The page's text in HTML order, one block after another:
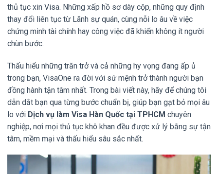
thủ tục xin Visa. Những xấp hồ sơ dày cộp, những quy định
thay đổi liên tục từ Lãnh sự quán, cùng nỗi lo âu về việc
chứng minh tài chính hay công việc đã khiến không ít người
chùn bước.
Thấu hiểu những trăn trở và cả những hy vọng đang ấp ủ
trong bạn, VisaOne ra đời với sứ mệnh trở thành người bạn
đồng hành tận tâm nhất. Trong bài viết này, hãy để chúng tôi
dẫn dắt bạn qua từng bước chuẩn bị, giúp bạn gạt bỏ mọi âu
lo với Dịch vụ làm Visa Hàn Quốc tại TPHCM chuyên
nghiệp, nơi mọi thủ tục khô khan đều được xử lý bằng sự tận
tâm, mềm mại và thấu hiểu sâu sắc nhất.